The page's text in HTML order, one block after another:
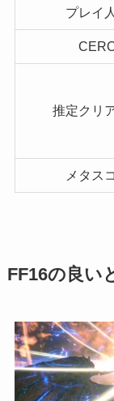
プレイ
推定クリ
メタス
FF16の良い